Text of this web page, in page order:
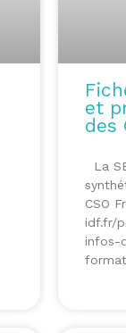
et
des
La
CSO
idf.fr/
infos-